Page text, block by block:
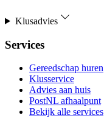
Klusadvies
Services
Gereedschap huren
Klusservice
Advies aan huis
PostNL afhaalpunt
Bekijk alle services